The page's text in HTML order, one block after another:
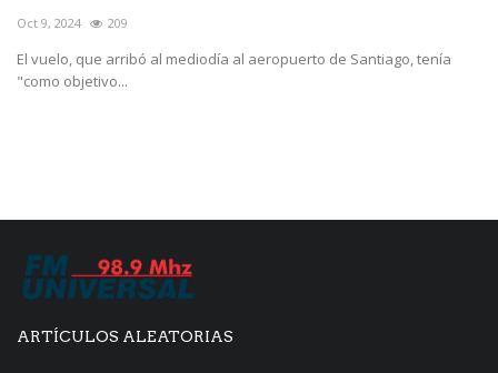
Oct 9, 2024 209
El vuelo, que arribó al mediodía al aeropuerto de Santiago, tenía
"como objetivo...
ARTÍCULOS ALEATORIAS